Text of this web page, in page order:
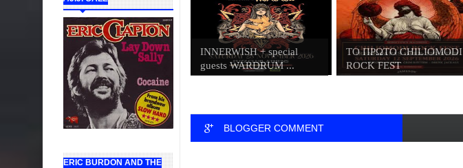
ERIC BURDON AND THE
INNERWISH + special
guests WARDRUM ...
ΤΟ ΠΡΩΤΟ CHILIOMODI
ROCK FEST
BLOGGER COMMENT